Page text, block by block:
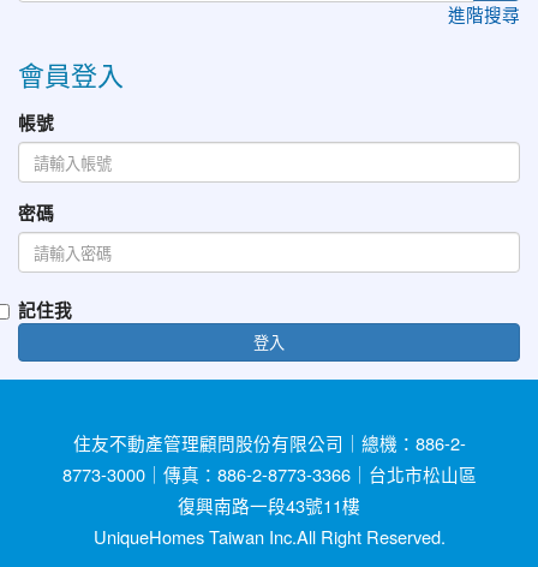
進階搜尋
會員登入
帳號
密碼
記住我
登入
住友不動產管理顧問股份有限公司｜總機：886-2-
8773-3000｜傳真：886-2-8773-3366｜台北市松山區
復興南路一段43號11樓
UniqueHomes Taiwan Inc.All Right Reserved.